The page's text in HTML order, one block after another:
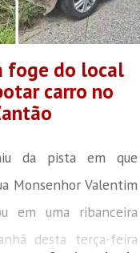
foge do local
carro no
da pista em que
Monsenhor Valentim
em uma ribanceira
desta terça-feira